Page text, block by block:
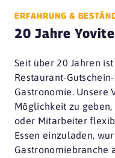
ERFAHRUNG &
20 Jahre Yovite
Seit über 20 Jahren
Restaurant-
Gastronomie. Unsere
Möglichkeit zu
oder Mitarbeiter
Essen einzuladen,
Gastronomiebranche